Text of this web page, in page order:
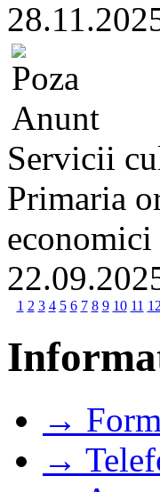
Servicii
Primaria
economici
1 2 3 4 5 6 7 8 9 10 11 12
→
→